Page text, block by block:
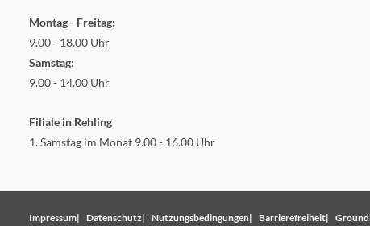
Montag - Freitag:
9.00 - 18.00 Uhr
Samstag:
9.00 - 14.00 Uhr
Filiale in Rehling
1. Samstag im Monat 9.00 - 16.00 Uhr
Impressum Datenschutz Nutzungsbedingungen Barrierefreiheit